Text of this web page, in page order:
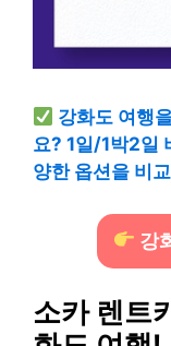
강화도 여행
요? 1일/1박2일
양한 옵션을 비
강
소카 렌트